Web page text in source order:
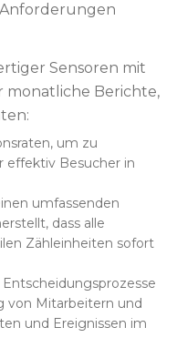
Sensoren mit
monatliche Berichte,
um zu
effektiv Besucher in
umfassenden
dass alle
Zähleinheiten sofort
von Mitarbeitern und
und Ereignissen im